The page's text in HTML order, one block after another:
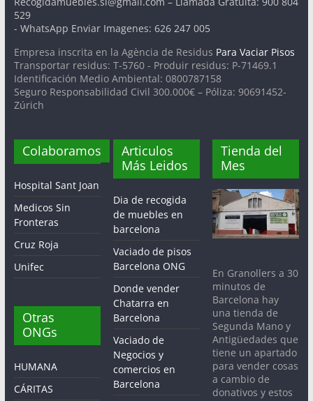
529
- WhatsApp Enviar Imagenes: 626 247 005
Empresa inscrita en la Agència de Residus Para Vaciar Pisos
Transportar residus: T-5760 - Produir residus: P-71469.1
Identificación Medio Ambiental: 0800787158
Seguro Responsabilidad Civil 300.000€ – Póliza: 90691452-
Zúrich
Colaboramos
Hospital Sant Joan
Medicos Sin
Fronteras
Cruz Roja
Unifec
Otras
ONGs
HUMANA
CÁRITAS
Articulos
Más Leidos
Dia de recogida
de muebles en
barcelona
Vaciado de pisos
Barcelona ONG
Donde vender
Chatarra en
Barcelona
Vaciado de
Negocios y
comercios en
Barcelona
Tienda del
Mes
En Granollers a 30
minutos de
Barcelona hay
una tienda de
Segunda Mano y
Antigüedades que
tiene un apartado
para vender cosas
a cambio de
donativos y estos